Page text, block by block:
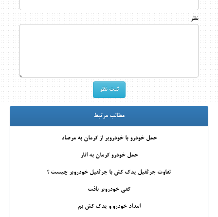
نظر
مطالب مرتبط
حمل خودرو با خودروبر از کرمان به مرصاد
حمل خودرو کرمان به انار
تفاوت جرثقیل یدک کش با جرثقیل خودروبر چیست ؟
کفی خودروبر بافت
امداد خودرو و یدک کش بم